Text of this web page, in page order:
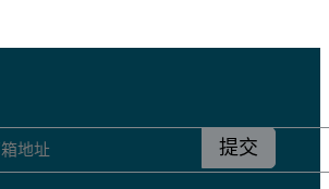
提交